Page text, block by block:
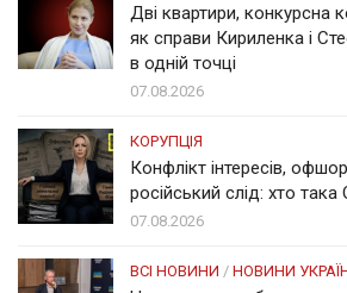
Дві квартири, конкурсна
як справи Кириленка і
в одній точці
07.08.2026
КОРУПЦІЯ
Конфлікт інтересів,
російський слід: хто
07.08.2026
ВСІ НОВИНИ / НОВИНИ